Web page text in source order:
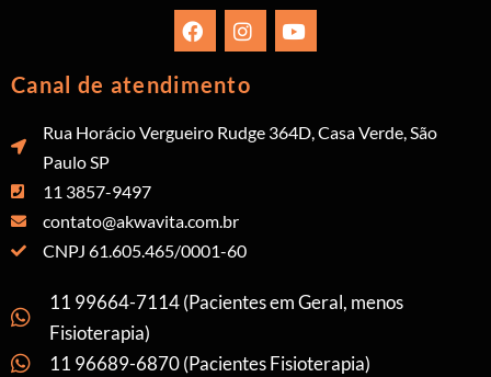
Canal de atendimento
Rua Horácio Vergueiro Rudge 364D, Casa Verde, São
Paulo SP
11 3857-9497
contato@akwavita.com.br
CNPJ 61.605.465/0001-60
11 99664-7114 (Pacientes em Geral, menos
Fisioterapia)
11 96689-6870 (Pacientes Fisioterapia)